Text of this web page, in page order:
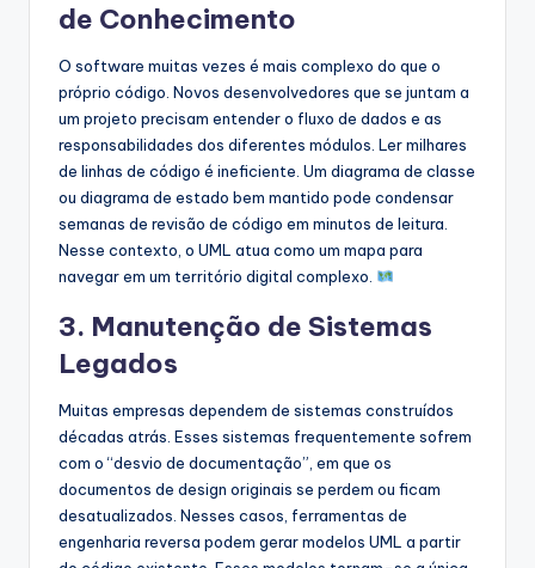
de Conhecimento
O software muitas vezes é mais complexo do que o
próprio código. Novos desenvolvedores que se juntam a
um projeto precisam entender o fluxo de dados e as
responsabilidades dos diferentes módulos. Ler milhares
de linhas de código é ineficiente. Um diagrama de classe
ou diagrama de estado bem mantido pode condensar
semanas de revisão de código em minutos de leitura.
Nesse contexto, o UML atua como um mapa para
navegar em um território digital complexo.
3. Manutenção de Sistemas
Legados
Muitas empresas dependem de sistemas construídos
décadas atrás. Esses sistemas frequentemente sofrem
com o “desvio de documentação”, em que os
documentos de design originais se perdem ou ficam
desatualizados. Nesses casos, ferramentas de
engenharia reversa podem gerar modelos UML a partir